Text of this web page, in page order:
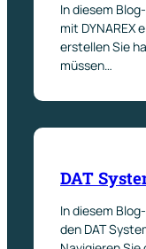
In diesem
mit DYNAREX
erstellen Sie
müssen…
DAT
In diesem
den DAT